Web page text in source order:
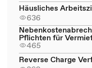
Häusliches
636
Pflichten für
465
Reverse Charge